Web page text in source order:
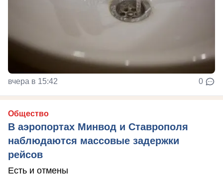
вчера в 15:42 0
Общество
В аэропортах Минвод и Ставрополя
наблюдаются массовые задержки
рейсов
Есть и отмены